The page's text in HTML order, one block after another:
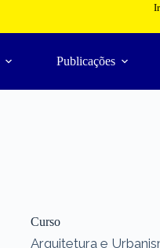
Publicações
Curso
Arquitetura e